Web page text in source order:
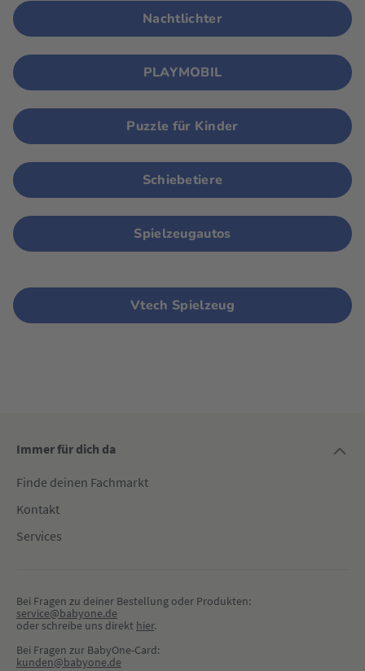
Nachtlichter
PLAYMOBIL
Puzzle für Kinder
Schiebetiere
Spielzeugautos
Vtech Spielzeug
Immer für dich da
Finde deinen Fachmarkt
Kontakt
Services
Bei Fragen zu deiner Bestellung oder Produkten:
service@babyone.de
oder schreibe uns direkt hier.
Bei Fragen zur BabyOne-Card:
kunden@babyone.de